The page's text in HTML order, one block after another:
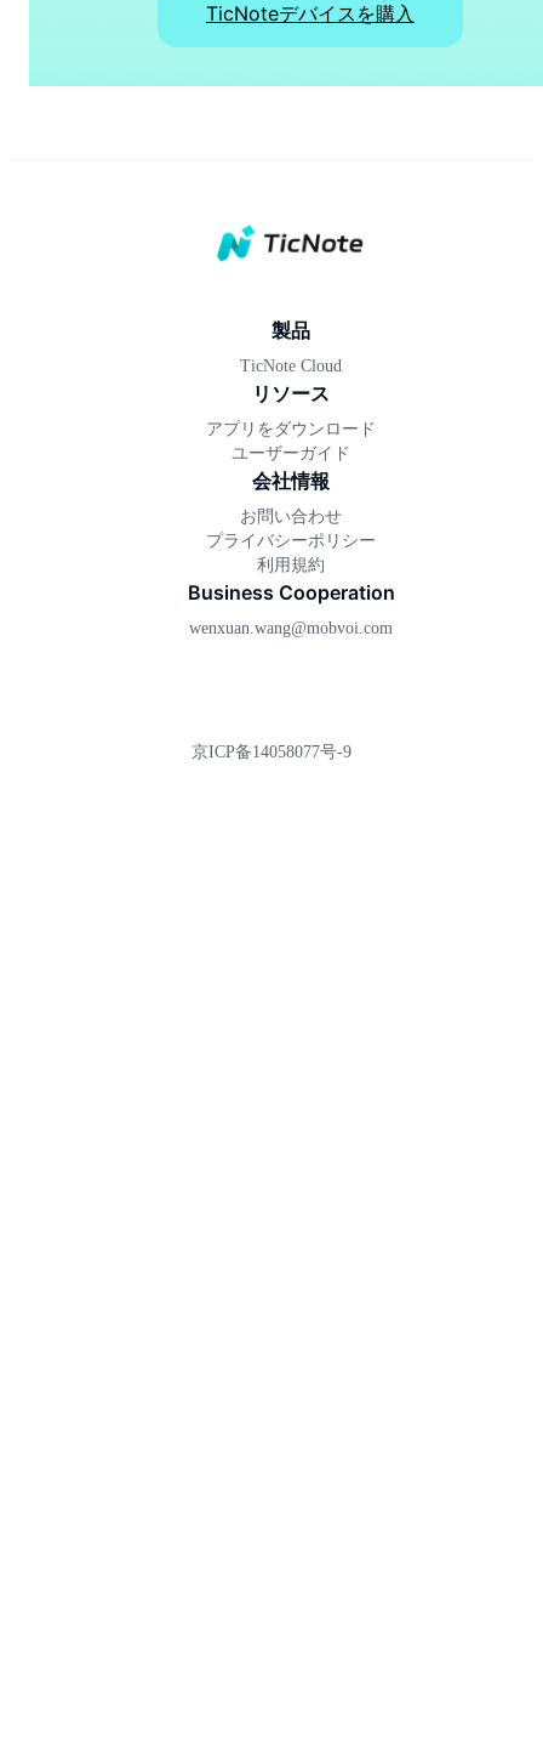
TicNoteデバイスを購入
製品
TicNote Cloud
リソース
アプリをダウンロード
ユーザーガイド
会社情報
お問い合わせ
プライバシーポリシー
利用規約
Business Cooperation
wenxuan.wang@mobvoi.com
京ICP备14058077号-9